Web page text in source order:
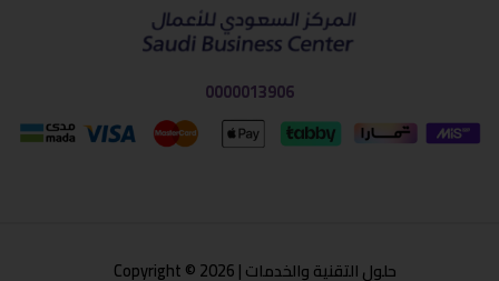
0000013906
حلول التقنية والخدمات | Copyright © 2026